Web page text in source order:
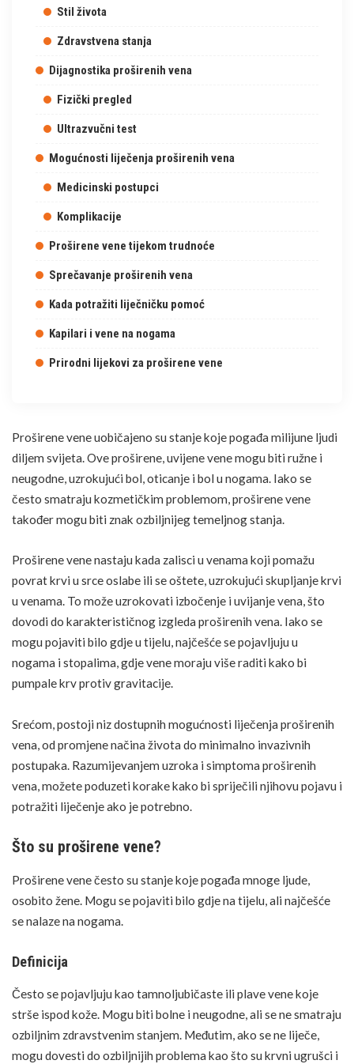
FOTO: SHUTTERSTOCK
Stil života
Zdravstvena stanja
Dijagnostika proširenih vena
Fizički pregled
Ultrazvučni test
Mogućnosti liječenja proširenih vena
Medicinski postupci
Komplikacije
Proširene vene tijekom trudnoće
Sprečavanje proširenih vena
Kada potražiti liječničku pomoć
Kapilari i vene na nogama
Prirodni lijekovi za proširene vene
Proširene vene uobičajeno su stanje koje pogađa milijune ljudi
diljem svijeta. Ove proširene, uvijene vene mogu biti ružne i
neugodne, uzrokujući bol, oticanje i bol u nogama. Iako se
često smatraju kozmetičkim problemom, proširene vene
također mogu biti znak ozbiljnijeg temeljnog stanja.
Proširene vene nastaju kada zalisci u venama koji pomažu
povrat krvi u srce oslabe ili se oštete, uzrokujući skupljanje krvi
u venama. To može uzrokovati izbočenje i uvijanje vena, što
dovodi do karakterističnog izgleda proširenih vena. Iako se
mogu pojaviti bilo gdje u tijelu, najčešće se pojavljuju u
nogama i stopalima, gdje vene moraju više raditi kako bi
pumpale krv protiv gravitacije.
Srećom, postoji niz dostupnih mogućnosti liječenja proširenih
vena, od promjene načina života do minimalno invazivnih
postupaka. Razumijevanjem uzroka i simptoma proširenih
vena, možete poduzeti korake kako bi spriječili njihovu pojavu i
potražiti liječenjeako je potrebno.
Što su proširene vene?
Proširene vene često su stanje koje pogađa mnoge ljude,
osobito žene. Mogu se pojaviti bilo gdje na tijelu, ali najčešće
se nalaze na nogama.
Definicija
Često se pojavljuju kao tamnoljubičaste ili plave vene koje
strše ispod kože. Mogu biti bolne i neugodne, ali se ne smatraju
ozbiljnim zdravstvenim stanjem. Međutim, ako se ne liječe,
mogu dovesti do ozbiljnijih problema kao što su krvni ugrušci i